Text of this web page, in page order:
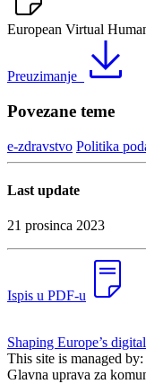
European Virtual
Preuzimanje
Povezane teme
e-zdravstvo Politika
Last update
21 prosinca 2023
Ispis u PDF-u
Shaping Europe’s
This site is managed by:
Glavna uprava za